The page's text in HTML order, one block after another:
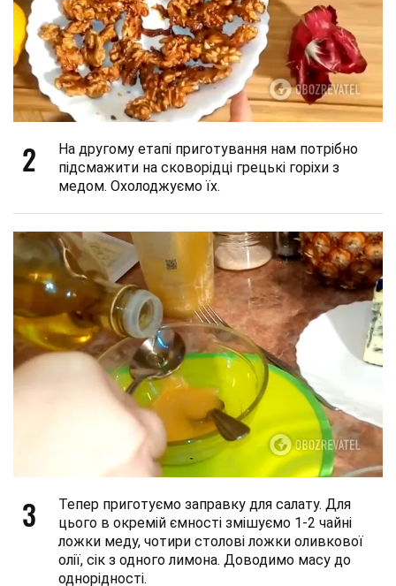
2
На другому етапі приготування нам потрібно
підсмажити на сковорідці грецькі горіхи з
медом. Охолоджуємо їх.
3
Тепер приготуємо заправку для салату. Для
цього в окремій ємності змішуємо 1-2 чайні
ложки меду, чотири столові ложки оливкової
олії, сік з одного лимона. Доводимо масу до
однорідності.